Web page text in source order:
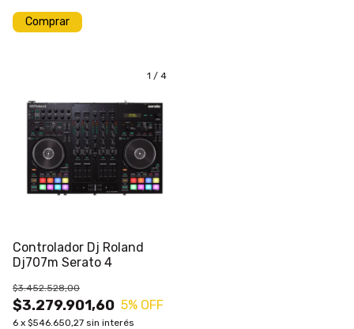
1 / 4
Controlador Dj Roland
Dj707m Serato 4
$3.279.901,60
$3.452.528,00
5% OFF
6 x $546.650,27 sin interés